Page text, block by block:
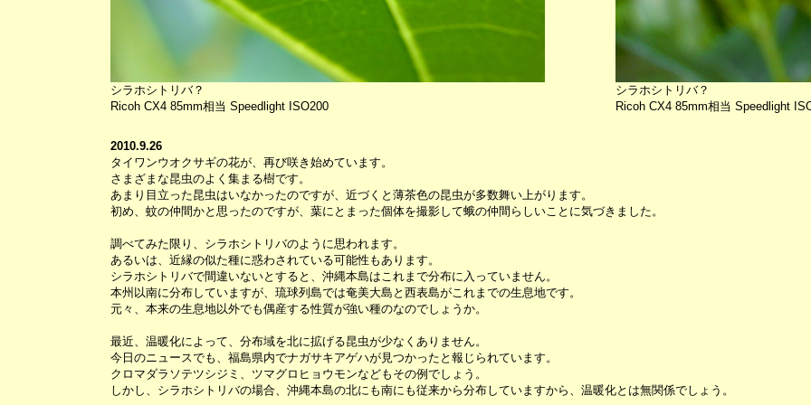
シラホシトリバ？
Ricoh CX4 85mm相当 Speedlight ISO200
シラホシトリバ？
Ricoh CX4 85mm相当 Speedlight
2010.9.26
タイワンウオクサギの花が、再び咲き始めています。
さまざまな昆虫のよく集まる樹です。
あまり目立った昆虫はいなかったのですが、近づくと薄茶色の昆虫が多数舞い上がります。
初め、蚊の仲間かと思ったのですが、葉にとまった個体を撮影して蛾の仲間らしいことに気づきました。
調べてみた限り、シラホシトリバのように思われます。
あるいは、近縁の似た種に惑わされている可能性もあります。
シラホシトリバで間違いないとすると、沖縄本島はこれまで分布に入っていません。
本州以南に分布していますが、琉球列島では奄美大島と西表島がこれまでの生息地です。
元々、本来の生息地以外でも偶産する性質が強い種のなのでしょうか。
最近、温暖化によって、分布域を北に拡げる昆虫が少なくありません。
今日のニュースでも、福島県内でナガサキアゲハが見つかったと報じられています。
クロマダラソテツシジミ、ツマグロヒョウモンなどもその例でしょう。
しかし、シラホシトリバの場合、沖縄本島の北にも南にも従来から分布していますから、温暖化とは無関係でしょう。